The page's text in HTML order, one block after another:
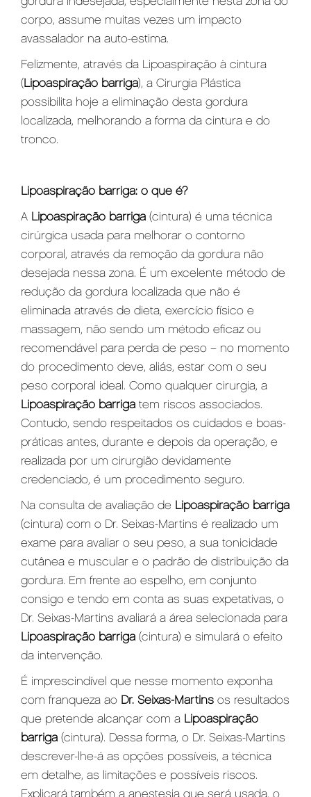
corpo, assume muitas vezes um impacto
avassalador na auto-estima.
Felizmente, através da Lipoaspiração à cintura
( Lipoaspiração barriga), a Cirurgia Plástica
possibilita hoje a eliminação desta gordura
localizada, melhorando a forma da cintura e do
tronco.
Lipoaspiração barriga: o que é?
A Lipoaspiração barriga (cintura) é uma técnica
cirúrgica usada para melhorar o contorno
corporal, através da remoção da gordura não
desejada nessa zona. É um excelente método de
redução da gordura localizada que não é
eliminada através de dieta, exercício físico e
massagem, não sendo um método eficaz ou
recomendável para perda de peso – no momento
do procedimento deve, aliás, estar com o seu
peso corporal ideal. Como qualquer cirurgia, a
Lipoaspiração barriga tem riscos associados.
Contudo, sendo respeitados os cuidados e boas-
práticas antes, durante e depois da operação, e
realizada por um cirurgião devidamente
credenciado, é um procedimento seguro.
Na consulta de avaliação de Lipoaspiração barriga
(cintura) com o Dr. Seixas-Martins é realizado um
exame para avaliar o seu peso, a sua tonicidade
cutânea e muscular e o padrão de distribuição da
gordura. Em frente ao espelho, em conjunto
consigo e tendo em conta as suas expetativas, o
Dr. Seixas-Martins avaliará a área selecionada para
Lipoaspiração barriga (cintura) e simulará o efeito
da intervenção.
É imprescindível que nesse momento exponha
com franqueza ao Dr. Seixas-Martins os resultados
que pretende alcançar com a Lipoaspiração
barriga (cintura). Dessa forma, o Dr. Seixas-Martins
descrever-lhe-á as opções possíveis, a técnica
em detalhe, as limitações e possíveis riscos.
Explicará também a anestesia que será usada, o